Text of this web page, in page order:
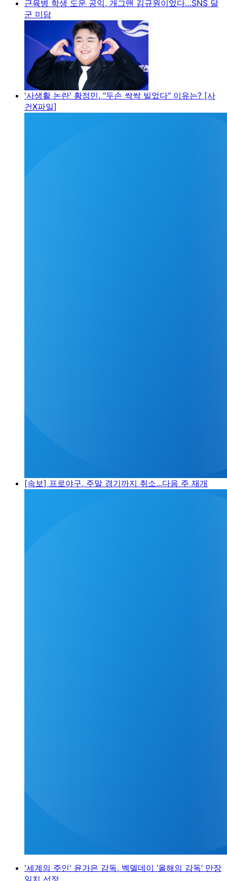
근육병 학생 도운 공익, 개그맨 김규원이었다…SNS 달
군 미담
'사생활 논란' 황정민, "두손 싹싹 빌었다" 이유는? [사
건X파일]
[속보] 프로야구, 주말 경기까지 취소...다음 주 재개
'세계의 주인' 윤가은 감독, 벡델데이 ‘올해의 감독’ 만장
일치 선정